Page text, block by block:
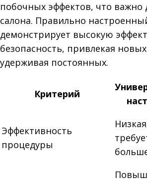
побочных эффектов, что важно
салона. Правильно
демонстрирует высокую
безопасность, привлекая
удерживая постоянных.
Критерий
Эффективность
процедуры